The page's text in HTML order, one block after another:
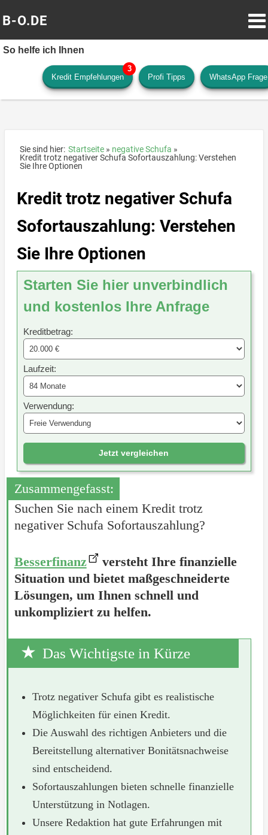
B-O.DE
So helfe ich Ihnen
Kredit Empfehlungen Profi Tipps WhatsApp Frage
Sie sind hier: Startseite
negative Schufa
Kredit trotz negativer Schufa Sofortauszahlung: Verstehen
Sie Ihre Optionen
Kredit trotz negativer Schufa
Sofortauszahlung: Verstehen
Sie Ihre Optionen
Starten Sie hier unverbindlich
und kostenlos Ihre Anfrage
Kreditbetrag:
Laufzeit:
Verwendung:
Jetzt vergleichen
Zusammengefasst:
Suchen Sie nach einem Kredit trotz
negativer Schufa Sofortauszahlung?
Besserfinanz
versteht Ihre finanzielle
Situation und bietet maßgeschneiderte
Lösungen, um Ihnen schnell und
unkompliziert zu helfen.
Das Wichtigste in Kürze
Trotz negativer Schufa gibt es realistische
Möglichkeiten für einen Kredit.
Die Auswahl des richtigen Anbieters und die
Bereitstellung alternativer Bonitätsnachweise
sind entscheidend.
Sofortauszahlungen bieten schnelle finanzielle
Unterstützung in Notlagen.
Unsere Redaktion hat gute Erfahrungen mit